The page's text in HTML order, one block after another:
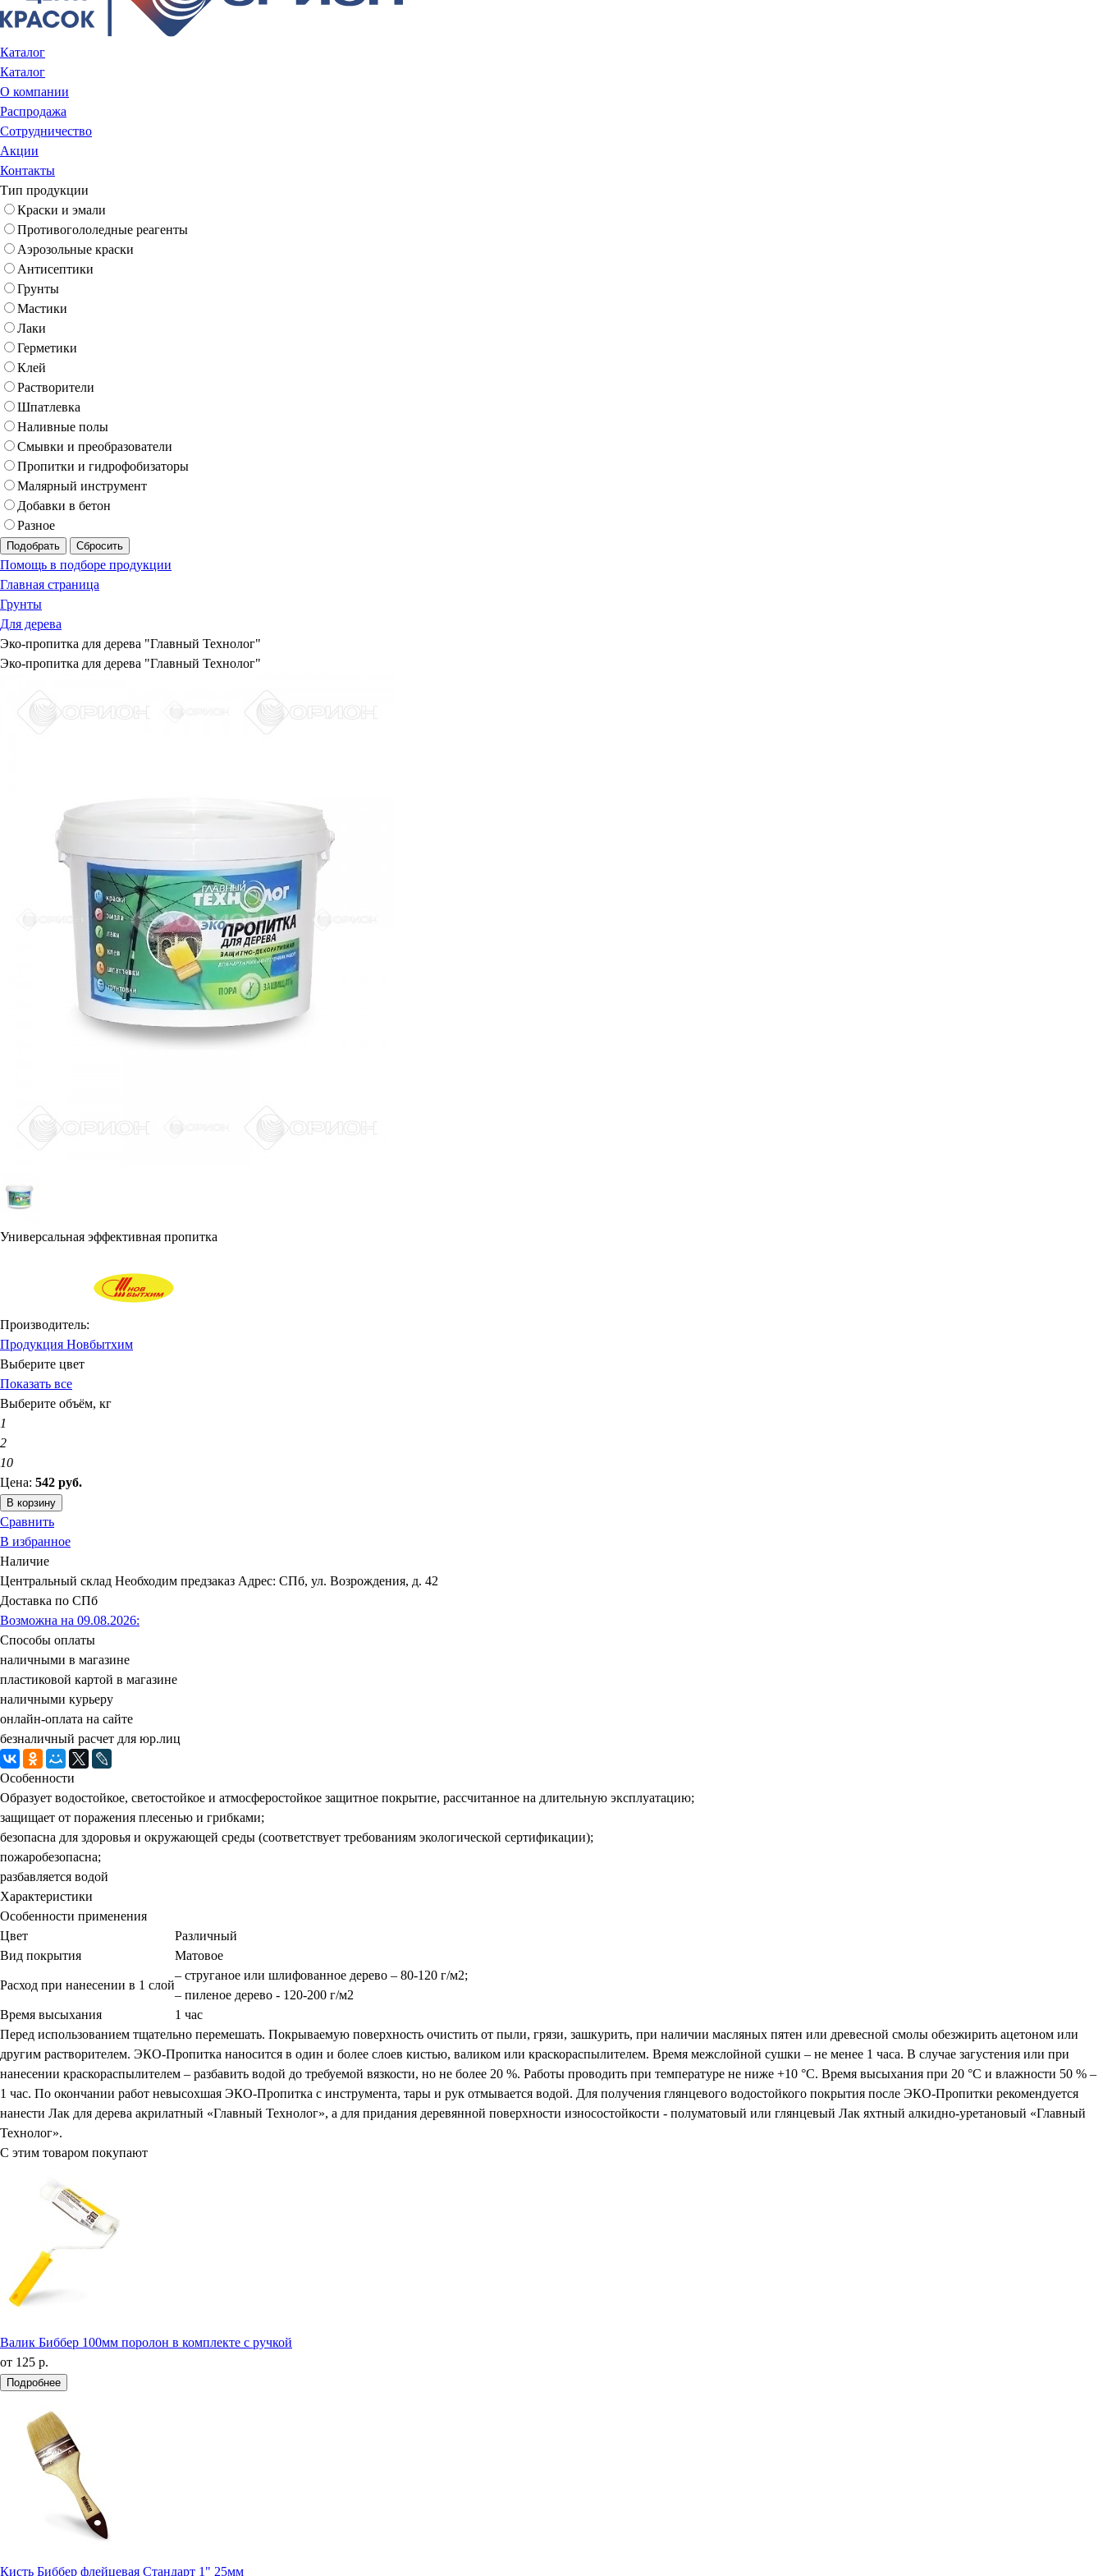
Каталог
Каталог
О компании
Распродажа
Сотрудничество
Акции
Контакты
Тип продукции
Краски и эмали
Противогололедные реагенты
Аэрозольные краски
Антисептики
Грунты
Мастики
Лаки
Герметики
Клей
Растворители
Шпатлевка
Наливные полы
Смывки и преобразователи
Пропитки и гидрофобизаторы
Малярный инструмент
Добавки в бетон
Разное
Подобрать Сбросить
Помощь в подборе продукции
Главная страница
Грунты
Для дерева
Эко-пропитка для дерева "Главный Технолог"
Эко-пропитка для дерева "Главный Технолог"
Универсальная эффективная пропитка
Производитель:
Продукция Новбытхим
Выберите цвет
Показать все
Выберите объём, кг
1
2
10
Цена: 542 руб.
В корзину
Сравнить
В избранное
Наличие
Центральный склад Необходим предзаказ Адрес: СПб, ул. Возрождения, д. 42
Доставка по СПб
Возможна на 09.08.2026:
Способы оплаты
наличными в магазине
пластиковой картой в магазине
наличными курьеру
онлайн-оплата на сайте
безналичный расчет для юр.лиц
Особенности
Образует водостойкое, светостойкое и атмосферостойкое защитное покрытие, рассчитанное на длительную эксплуатацию;
защищает от поражения плесенью и грибками;
безопасна для здоровья и окружающей среды (соответствует требованиям экологической сертификации);
пожаробезопасна;
разбавляется водой
Характеристики
Особенности применения
Цвет
Различный
Вид покрытия
Матовое
Расход при нанесении в 1 слой
– струганое или шлифованное дерево – 80-120 г/м2;
– пиленое дерево - 120-200 г/м2
Время высыхания
1 час
Перед использованием тщательно перемешать. Покрываемую поверхность очистить от пыли, грязи, зашкурить, при наличии масляных пятен или древесной смолы обезжирить ацетоном или
другим растворителем. ЭКО-Пропитка наносится в один и более слоев кистью, валиком или краскораспылителем. Время межслойной сушки – не менее 1 часа. В случае загустения или при
нанесении краскораспылителем – разбавить водой до требуемой вязкости, но не более 20 %. Работы проводить при температуре не ниже +10 °C. Время высыхания при 20 °C и влажности 50 % –
1 час. По окончании работ невысохшая ЭКО-Пропитка с инструмента, тары и рук отмывается водой. Для получения глянцевого водостойкого покрытия после ЭКО-Пропитки рекомендуется
нанести Лак для дерева акрилатный «Главный Технолог», а для придания деревянной поверхности износостойкости - полуматовый или глянцевый Лак яхтный алкидно-уретановый «Главный
Технолог».
С этим товаром покупают
Валик Биббер 100мм поролон в комплекте с ручкой
от 125 р.
Подробнее
Кисть Биббер флейцевая Стандарт 1" 25мм